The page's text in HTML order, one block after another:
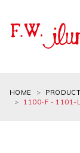
HOME
1100-F - 1101-